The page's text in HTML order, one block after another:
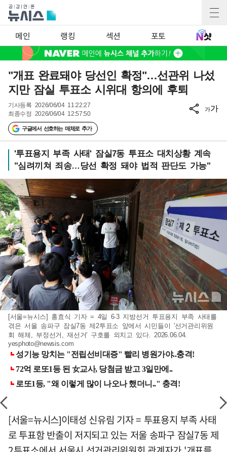
메인 랭킹 섹션 포토
"개표 완료돼야 당선인 확정"…선관위 나섰
지만 잠실 투표소 시위대 항의에 후퇴
기사등록 2026/06/04 11:22:27
최종수정 2026/06/04 12:57:50
구글에서 선호하는 매체로 추가
가가
'투표용지 부족 사태' 잠실7동 투표소 대치상황 계속
"심려끼쳐 죄송…당선 확정 돼야 법적 판단도 가능"
[서울=뉴시스] 홍효식 기자 = 4일 6·3 지방선거 투표용지 부족 사태를
겪은 서울 송파구 잠실7동 제2투표소 앞에서 시민들이 '선거관리위원
회 해체, 부정선거, 재선거' 구호를 외치고 있다. 2026.06.04.
yesphoto@newsis.com
[서울=뉴시스]이태성 신유림 기자 = 투표용지 부족 사태
로 투표함 반출이 저지되고 있는 저울 송파구 잠실7동 제